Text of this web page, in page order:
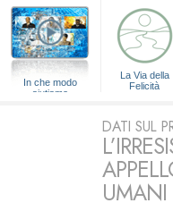
In che modo
aiutiamo
La Via della
Felicità
DATI SUL
UMANI